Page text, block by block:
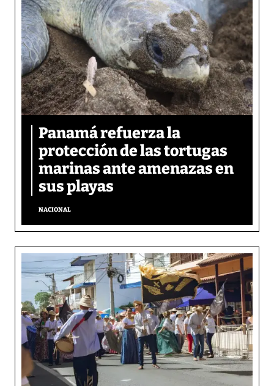
Panamá refuerza la
protección de las tortugas
marinas ante amenazas en
sus playas
NACIONAL